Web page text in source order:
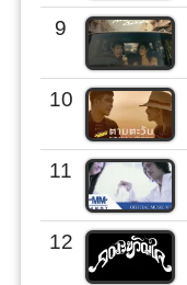
9
10
11
12